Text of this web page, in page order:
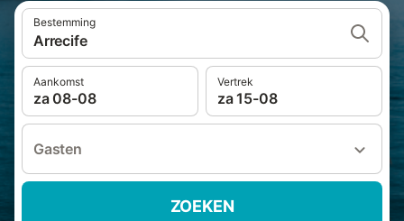
Bestemming
Arrecife
Aankomst
za 08-08
Vertrek
za 15-08
Gasten
ZOEKEN